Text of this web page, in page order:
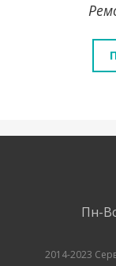
Пн-
2014-2023